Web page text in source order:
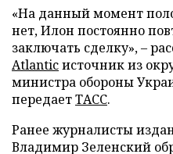
«На данный момент
нет, Илон постоянно
заключать сделку», –
Atlanticисточник из
министра обороны
передаетТАСС.
Ранее журналисты
Владимир Зеленский